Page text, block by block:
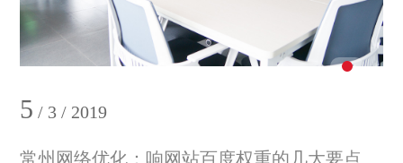
5 / 3 / 2019
常州网络优化：响网站百度权重的几大要点